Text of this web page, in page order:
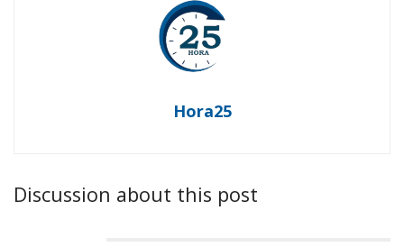
Hora25
Discussion about this post